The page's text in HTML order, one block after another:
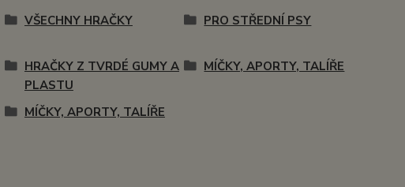
VŠECHNY HRAČKY PRO STŘEDNÍ PSY
HRAČKY Z TVRDÉ GUMY A
PLASTU
MÍČKY, APORTY, TALÍŘE
MÍČKY, APORTY, TALÍŘE